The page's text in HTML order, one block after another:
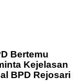
Bertemu
Kejelasan
BPD Rejosari